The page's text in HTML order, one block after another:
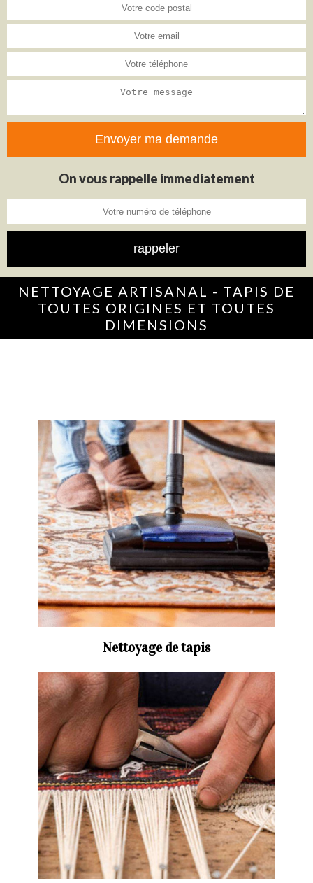
On vous rappelle immediatement
NETTOYAGE ARTISANAL - TAPIS DE
TOUTES ORIGINES ET TOUTES
DIMENSIONS
Nettoyage de tapis